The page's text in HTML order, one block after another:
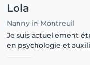
Lola
Nanny in Montreuil
Je suis actuellement
en psychologie et